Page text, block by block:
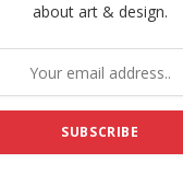
about art & design.